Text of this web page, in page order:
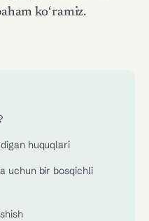
koʻramiz.
huquqlari
uchun bir bosqichli